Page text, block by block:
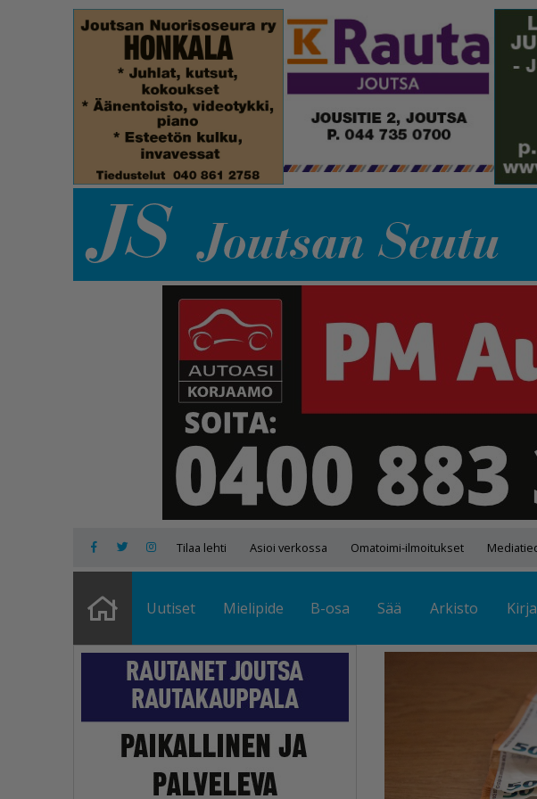
Tilaa lehti Asioi verkossa Omatoimi-ilmoitukset
Uutiset Mielipide B-osa Sää Arkisto